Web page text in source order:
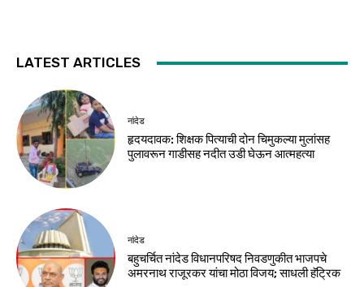
LATEST ARTICLES
नांदेड
हृदयदावक: शिक्षक पित्याची दोन चिमुकल्या मुलांसह
पुलावरून गाडीसह नदीत उडी घेऊन आत्महत्या
नांदेड
बहुचर्चित नांदेड विधानपरिषद निवडणुकीत भाजपचे
अमरनाथ राजूरकर यांचा मोठा विजय; साधली हॅट्रिक